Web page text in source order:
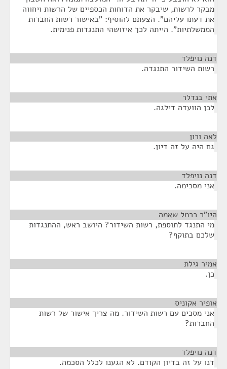
מבקר לרשות, שיבקר את הדוחות הכספיים של הרשות ויחווה
את דעתו עליהם". הצעתם להוסיף: "באישור רשות החברות
הממשלתיות". הייתה לכך איזושהי התנגדות פנימית.
דנה נויפלד
רשות השידור התנגדה.
אתי בנדלר
לכן הוועדה דילגה.
לאה ורון
גם היה על זה דיון.
דנה נויפלד
אני מסכימה.
היו"ר כרמל שאמה
מי התנגד לתוספת, רשות השידור? היושב ראש, ההתנגדות
שלכם בתוקף?
אמיר גילת
כן.
אופיר אקוניס
אני מסכים עם רשות השידור. מה צריך אישור של רשות
החברות?
דנה נויפלד
דנו על זה בדיון הקודם. לא הגענו לכלל הסכמה.